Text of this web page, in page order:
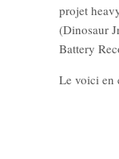
projet
(Dinosaur
Battery
Le voici en